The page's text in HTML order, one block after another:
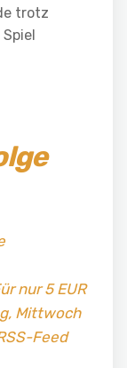
trotz
nur 5 EUR
Mittwoch
Feed